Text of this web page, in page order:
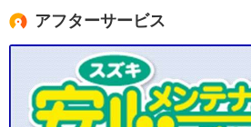
アフターサービス